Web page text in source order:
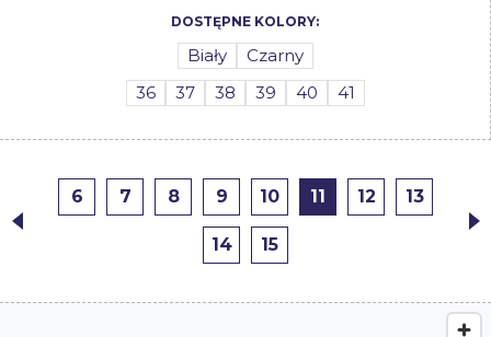
DOSTĘPNE KOLORY:
Biały
Czarny
36
37 38 39 40 41
6 7 8 9 10 11 12 13
14 15